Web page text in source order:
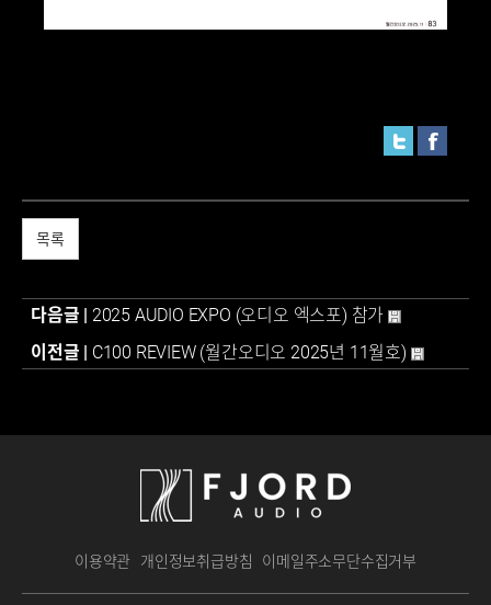
목록
다음글 | 2025 AUDIO EXPO (오디오 엑스포) 참가
이전글 | C100 REVIEW (월간오디오 2025년 11월호)
이용약관 개인정보취급방침 이메일주소무단수집거부